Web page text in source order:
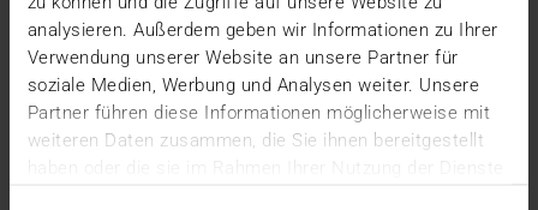
analysieren. Außerdem geben wir Informationen zu Ihrer
Verwendung unserer Website an unsere Partner für
soziale Medien, Werbung und Analysen weiter. Unsere
Partner führen diese Informationen möglicherweise mit
weiteren Daten zusammen, die Sie ihnen bereitgestellt
VISUS HEALTH IT
MEHR ERFAHREN